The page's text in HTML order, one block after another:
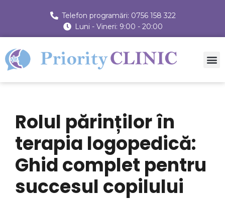
Telefon programări: 0756 158 322
Luni - Vineri: 9:00 - 20:00
Rolul părinților în
terapia logopedică:
Ghid complet pentru
succesul copilului